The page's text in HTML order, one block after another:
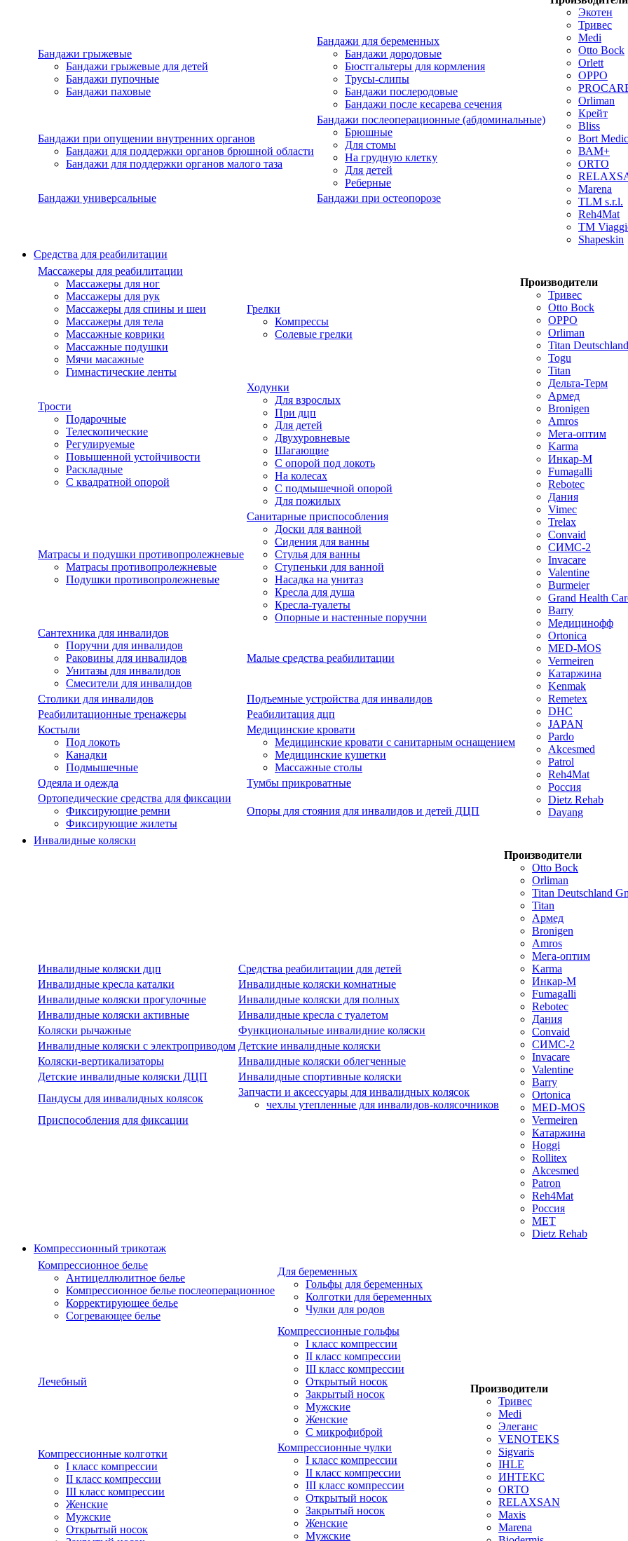
Бандажи грыжевые
Бандажи грыжевые для детей
Бандажи пупочные
Бандажи паховые
Бандажи для беременных
Бандажи дородовые
Бюстгальтеры для кормления
Трусы-слипы
Бандажи послеродовые
Бандажи после кесарева сечения
Бандажи при опущении внутренних органов
Бандажи для поддержки органов брюшной области
Бандажи для поддержки органов малого таза
Бандажи послеоперационные (абдоминальные)
Брюшные
Для стомы
На грудную клетку
Для детей
Реберные
Бандажи универсальные
Бандажи при остеопорозе
Экотен
Тривес
Medi
Otto Bock
Orlett
OPPO
Orliman
Крейт
Bliss
Bort
ВАМ+
ORTO
Marena
TLM s.r.l.
Reh4Mat
TM
Shapeskin
Средства для реабилитации
Массажеры для реабилитации
Массажеры для ног
Массажеры для рук
Массажеры для спины и шеи
Массажеры для тела
Массажные коврики
Массажные подушки
Мячи масажные
Гимнастические ленты
Грелки
Компрессы
Солевые грелки
Трости
Подарочные
Телескопические
Регулируемые
Повышенной устойчивости
Раскладные
С квадратной опорой
Ходунки
Для взрослых
При дцп
Для детей
Двухуровневые
Шагающие
С опорой под локоть
На колесах
С подмышечной опорой
Для пожилых
Матрасы и подушки противопролежневые
Матрасы противопролежневые
Подушки противопролежневые
Санитарные приспособления
Доски для ванной
Сидения для ванны
Стулья для ванны
Ступеньки для ванной
Насадка на унитаз
Кресла для душа
Кресла-туалеты
Опорные и настенные поручни
Сантехника для инвалидов
Поручни для инвалидов
Раковины для инвалидов
Унитазы для инвалидов
Смесители для инвалидов
Малые средства реабилитации
Столики для инвалидов
Подъемные устройства для инвалидов
Реабилитационные тренажеры
Реабилитация дцп
Костыли
Под локоть
Канадки
Подмышечные
Медицинские кровати
Медицинские кровати с санитарным оснащением
Медицинские кушетки
Массажные столы
Одеяла и одежда
Тумбы прикроватные
Ортопедические средства для фиксации
Фиксирующие ремни
Фиксирующие жилеты
Опоры для стояния для инвалидов и детей ДЦП
Производители
Тривес
Otto Bock
OPPO
Orliman
Titan
Togu
Titan
Дельта-Терм
Армед
Bronigen
Amros
Мега-оптим
Karma
Инкар-М
Fumagalli
Rebotec
Дания
Vimec
Trelax
Convaid
СИМС-2
Invacare
Valentine
Burmeier
Grand Health
Barry
Медицинофф
Ortonica
MED-MOS
Vermeiren
Катаржина
Kenmak
Remetex
DHC
JAPAN
Pardo
Akcesmed
Patrol
Reh4Mat
Россия
Dietz Rehab
Dayang
Инвалидные коляски
Инвалидные коляски дцп
Средства реабилитации для детей
Инвалидные кресла каталки
Инвалидные коляски комнатные
Инвалидные коляски прогулочные
Инвалидные коляски для полных
Инвалидные коляски активные
Инвалидные кресла с туалетом
Коляски рычажные
Функциональные инвалидние коляски
Инвалидные коляски с электроприводом Детские инвалидные коляски
Коляски-вертикализаторы
Инвалидные коляски облегченные
Детские инвалидные коляски ДЦП
Инвалидные спортивные коляски
Пандусы для инвалидных колясок
Запчасти и аксессуары для инвалидных колясок
чехлы утепленные для инвалидов-колясочников
Приспособления для фиксации
Производители
Otto Bock
Orliman
Titan Deutschland
Titan
Армед
Bronigen
Amros
Мега-оптим
Karma
Инкар-М
Fumagalli
Rebotec
Дания
Convaid
СИМС-2
Invacare
Valentine
Barry
Ortonica
MED-MOS
Vermeiren
Катаржина
Hoggi
Rollitex
Akcesmed
Patron
Reh4Mat
Россия
МЕТ
Dietz Rehab
Компрессионный трикотаж
Компрессионное белье
Антицеллюлитное белье
Компрессионное белье послеоперационное
Корректирующее белье
Согревающее белье
Для беременных
Гольфы для беременных
Колготки для беременных
Чулки для родов
Лечебный
Компрессионные гольфы
I класс компрессии
II класс компрессии
III класс компрессии
Открытый носок
Закрытый носок
Мужские
Женские
С микрофиброй
Компрессионные колготки
I класс компрессии
II класс компрессии
III класс компрессии
Женские
Мужские
Открытый носок
Компрессионные чулки
I класс компрессии
II класс компрессии
III класс компрессии
Открытый носок
Закрытый носок
Женские
Мужские
Производители
Тривес
Medi
Элеганс
VENOTEKS
Sigvaris
IHLE
ИНТЕКС
ORTO
RELAXSAN
Maxis
Marena